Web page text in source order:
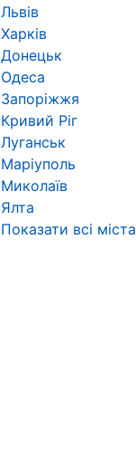
Львів
Харків
Донецьк
Одеса
Запоріжжя
Кривий Ріг
Луганськ
Маріуполь
Миколаїв
Ялта
Показати всі міста